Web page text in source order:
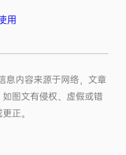
用
息内容来源于网络，文章
图文有侵权、虚假或错
正。